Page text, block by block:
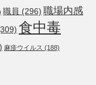
職員 (296) 職場内感
食中毒
麻疹ウイルス (188)